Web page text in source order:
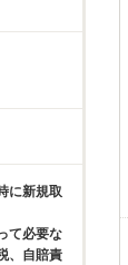
に新規取
て必要な
、自賠責